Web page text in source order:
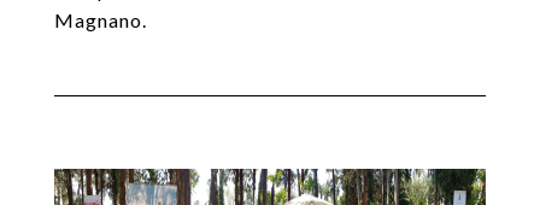
Magnano.